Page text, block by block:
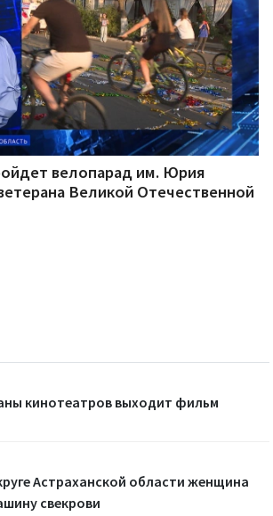
велопарад им. Юрия
Великой Отечественной
кинотеатров выходит фильм
Астраханской области женщина
свекрови